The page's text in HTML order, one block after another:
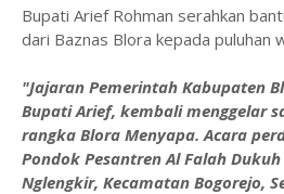
Bupati Arief Rohman serahkan
dari Baznas Blora kepada puluhan
"Jajaran Pemerintah Kabupaten
Bupati Arief, kembali menggelar
rangka Blora Menyapa. Acara
Pondok Pesantren Al Falah
Nglengkir, Kecamatan Bogorejo,